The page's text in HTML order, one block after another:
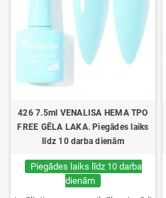
426 7.5ml VENALISA HEMA TPO
FREE GĒLA LAKA. Piegādes laiks
līdz 10 darba dienām
Piegādes laiks līdz 10 darba
dienām